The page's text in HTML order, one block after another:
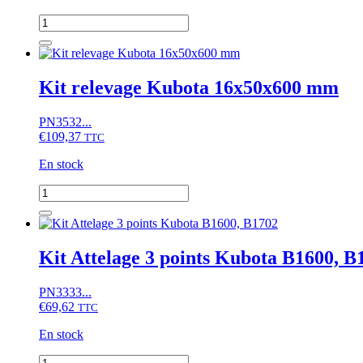
quantité
de
Kit
650
mm
Kit relevage Kubota 16x50x600 mm
PN3532...
€109,37 TTC
En stock
quantité
de
Kit
Kubota
16x50x600
Kit Attelage 3 points Kubota B1600,
PN3333...
€69,62 TTC
En stock